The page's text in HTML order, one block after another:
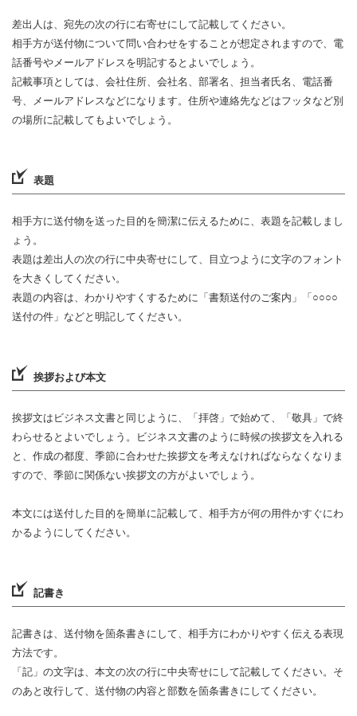
差出人は、宛先の次の行に右寄せにして記載してください。
相手方が送付物について問い合わせをすることが想定されますので、電
話番号やメールアドレスを明記するとよいでしょう。
記載事項としては、会社住所、会社名、部署名、担当者氏名、電話番
号、メールアドレスなどになります。住所や連絡先などはフッタなど別
の場所に記載してもよいでしょう。
表題
相手方に送付物を送った目的を簡潔に伝えるために、表題を記載しまし
ょう。
表題は差出人の次の行に中央寄せにして、目立つように文字のフォント
を大きくしてください。
表題の内容は、わかりやすくするために「書類送付のご案内」「○○○○
送付の件」などと明記してください。
挨拶および本文
挨拶文はビジネス文書と同じように、「拝啓」で始めて、「敬具」で終
わらせるとよいでしょう。ビジネス文書のように時候の挨拶文を入れる
と、作成の都度、季節に合わせた挨拶文を考えなければならなくなりま
すので、季節に関係ない挨拶文の方がよいでしょう。
本文には送付した目的を簡単に記載して、相手方が何の用件かすぐにわ
かるようにしてください。
記書き
記書きは、送付物を箇条書きにして、相手方にわかりやすく伝える表現
方法です。
「記」の文字は、本文の次の行に中央寄せにして記載してください。そ
のあと改行して、送付物の内容と部数を箇条書きにしてください。